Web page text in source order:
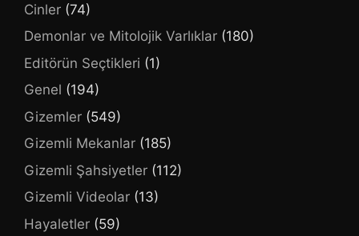
Cinler (74)
Demonlar ve Mitolojik Varlıklar (180)
Editörün Seçtikleri (1)
Genel (194)
Gizemler (549)
Gizemli Mekanlar (185)
Gizemli Şahsiyetler (112)
Gizemli Videolar (13)
Hayaletler (59)